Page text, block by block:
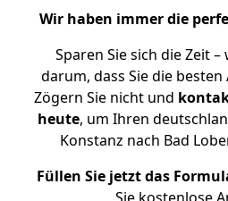
Wir haben immer die
Sparen Sie sich die Zeit
darum, dass Sie die
Zögern Sie nicht und
heute, um Ihren
Konstanz nach Bad
Füllen Sie jetzt das